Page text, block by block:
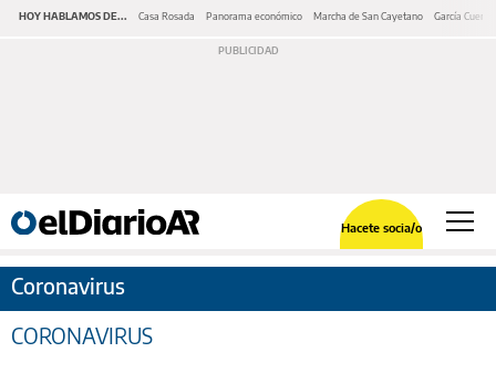
HOY HABLAMOS DE... Casa Rosada Panorama económico Marcha de San Cayetano García Cuerva
Hacete socia/o
Coronavirus
CORONAVIRUS